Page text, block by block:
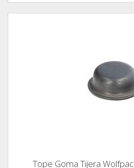
Tope Goma Tijera